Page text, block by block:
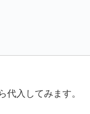
代入してみます。